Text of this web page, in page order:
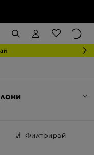
Филтрирай